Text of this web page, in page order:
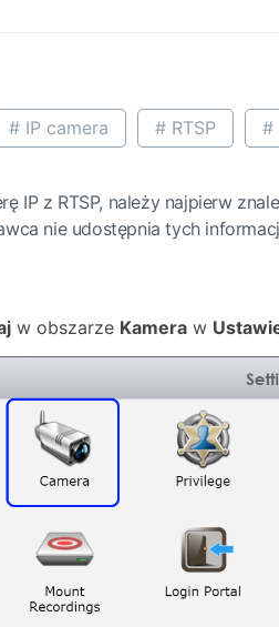
# IP camera # RTSP #
IP z RTSP, należy najpierw
nie udostępnia tych
w obszarze Kamera w